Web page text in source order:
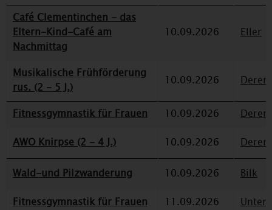
Café Clementinchen - das
Eltern-Kind-Café am
Nachmittag
10.09.2026 Eller
Musikalische Frühförderung
rus. (2 - 5 J.)
10.09.2026
Fitnessgymnastik für Frauen 10.09.2026
AWO Knirpse (2 - 4 J.)
10.09.2026
Wald-und Pilzwanderung 10.09.2026
Bilk
Fitnessgymnastik für Frauen
11.09.2026